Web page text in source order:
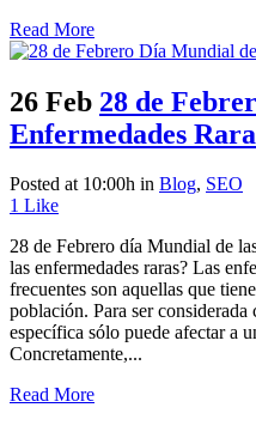
Read More
26 Feb 28 de
Enfermedades
Posted at 10:00h in Blog, SEO
1 Like
28 de Febrero día Mundial de
las enfermedades raras? Las
frecuentes son aquellas que
población. Para ser considerada
específica sólo puede afectar a
Concretamente,...
Read More